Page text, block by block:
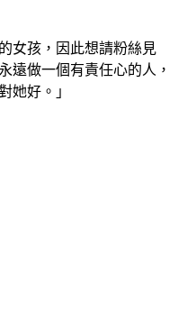
遠做一個有責任心的人，
她好。」